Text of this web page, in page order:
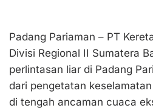
Padang Pariaman – PT
Divisi Regional II Sumatera
perlintasan liar di Padang
dari pengetatan
di tengah ancaman cuaca